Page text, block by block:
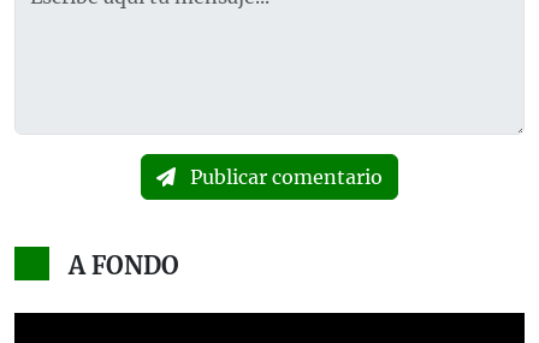
Publicar comentario
A FONDO